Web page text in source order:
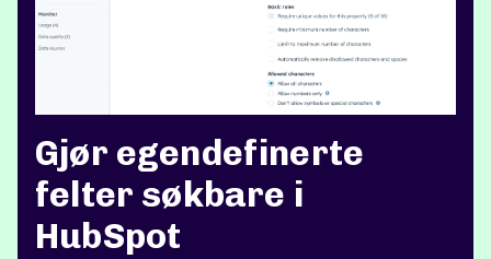
Gjør egendefinerte
felter søkbare i
HubSpot